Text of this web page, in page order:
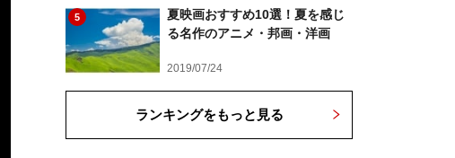
5
夏映画おすすめ10選！夏を感じ
る名作のアニメ・邦画・洋画
2019/07/24
ランキングをもっと見る